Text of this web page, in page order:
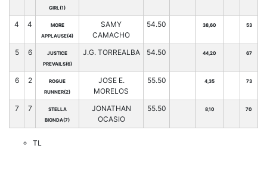
GIRL(1)
4 4
MORE
APPLAUSE(4)
SAMY
CAMACHO
54.50 38,60 53
5 6
JUSTICE
PREVAILS(6)
J.G. TORREALBA 54.50 44,20 67
6 2
ROGUE
RUNNER(2)
JOSE E.
MORELOS
55.50 4,35 73
7 7
STELLA
BIONDA(7)
JONATHAN
OCASIO
55.50 8,10 70
TL